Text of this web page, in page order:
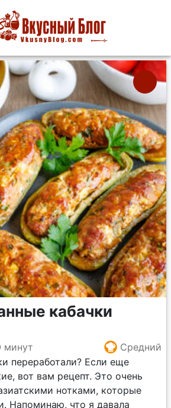
кабачки
минут
Средний
переработали? Если еще
вот вам рецепт. Это очень
нотками, которые
Напоминаю, что я давала